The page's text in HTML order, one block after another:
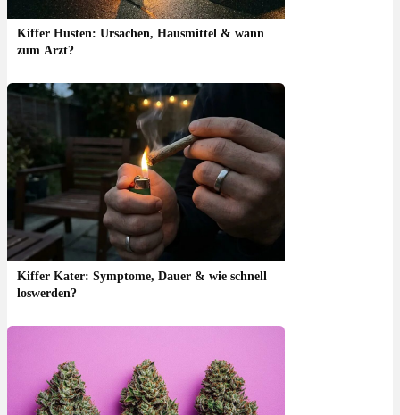
Kiffer Husten: Ursachen, Hausmittel & wann
zum Arzt?
Kiffer Kater: Symptome, Dauer & wie schnell
loswerden?